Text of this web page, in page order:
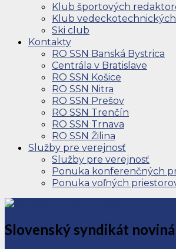
Klub športových
Klub
Ski club
Kontakty
RO SSN Banská Bystrica
Centrála v Bratislave
RO SSN Košice
RO SSN Nitra
RO SSN Prešov
RO SSN Trenčín
RO SSN Trnava
RO SSN Žilina
Služby pre verejnosť
Služby pre verejnosť
Ponuka konferenčných
Ponuka voľných
Slovenský syndikát